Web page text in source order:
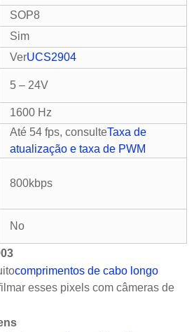
SOP8
Sim
VerUCS2904
5 – 24V
1600 Hz
Até 54 fps, consulteTaxa de
atualização e taxa de PWM
800kbps
No
comprimentos de cabo longo
esses pixels com câmeras de